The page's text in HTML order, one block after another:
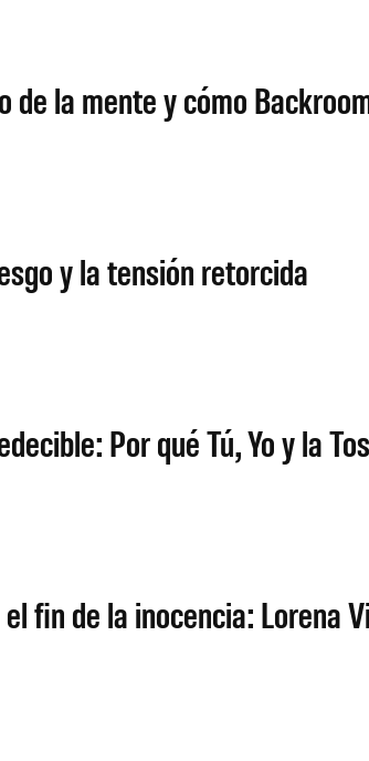
de la mente y cómo
y la tensión retorcida
Por qué Tú, Yo y la
fin de la inocencia: Lorena